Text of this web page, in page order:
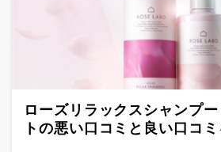
ローズリラックスシャンプ
トの悪い口コミと良い口コ